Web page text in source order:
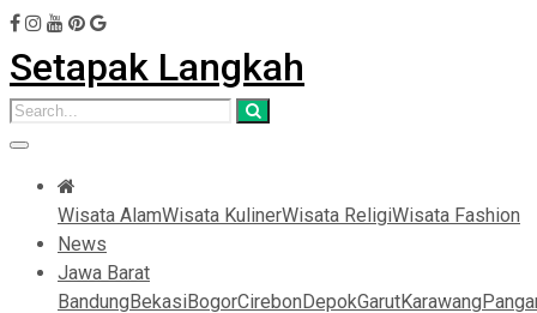
Setapak Langkah
Wisata AlamWisata KulinerWisata ReligiWisata Fashion
News
Jawa Barat
BandungBekasiBogorCirebonDepokGarutKarawang